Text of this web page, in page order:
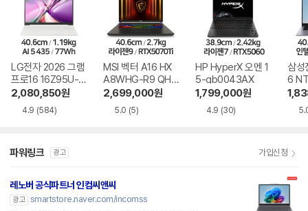
LG전자 2026 그램
프로16 16Z95U-G
S5WK
2,080,850원
4.9 (584)
MSI 벡터 A16 HX
A8WHG-R9 QHD
+
2,699,000원
5.0 (5)
HP HyperX 오멘 1
5-gb0043AX
1,799,000원
4.9 (30)
삼성
6
A
파워링크 광고 가입신청
레노버 공식파트너 인컴씨앤씨
광고 smartstore.naver.com/incomss